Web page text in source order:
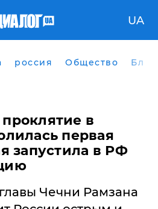
UA
россия Общество
в
первая
запустила в РФ
Чечни Рамзана